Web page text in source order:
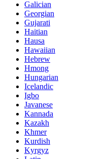
Galician
Georgian
Gujarati
Haitian
Hausa
Hawaiian
Hebrew
Hmong
Hungarian
Icelandic
Igbo
Javanese
Kannada
Kazakh
Khmer
Kurdish
Kyrgyz